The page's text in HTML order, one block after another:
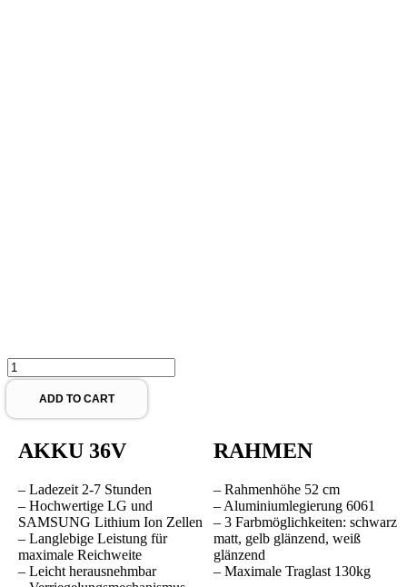
MINI
Modell
250Watt
80Nm
ADD TO CART
AKKU 36V
– Ladezeit 2-7 Stunden
– Hochwertige LG und
SAMSUNG Lithium Ion Zellen
– Langlebige Leistung für
maximale Reichweite
– Leicht herausnehmbar
RAHMEN
– Rahmenhöhe 52 cm
– Aluminiumlegierung 6061
– 3 Farbmöglichkeiten: schwarz
matt, gelb glänzend, weiß
glänzend
– Maximale Traglast 130kg